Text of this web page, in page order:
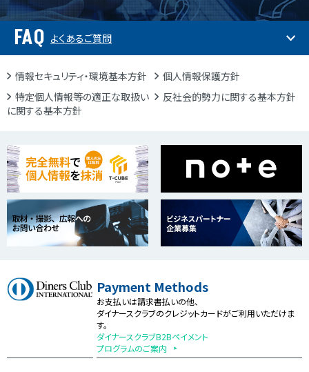
FAQ よくあるご質問
情報セキュリティ・環境基本方針
個人情報保護方針
特定個人情報等の適正な取扱い
に関する基本方針
反社会的勢力に関する基本方針
Payment Methods
お支払いは請求書払いの他、
ダイナースクラブのクレジットカードがご利用いただけま
す。
ダイナースクラブB2Bペイメント
プログラムのご案内